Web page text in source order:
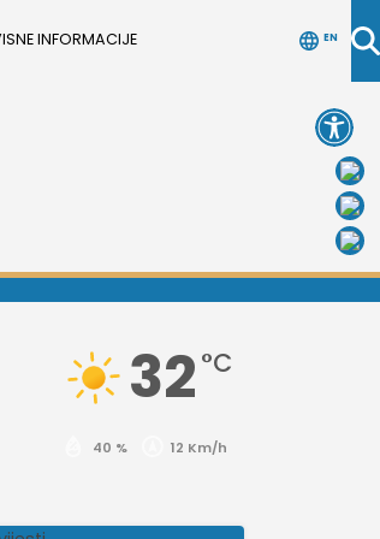
INFORMACIJE EN
32 °C
40 % 12 Km/h